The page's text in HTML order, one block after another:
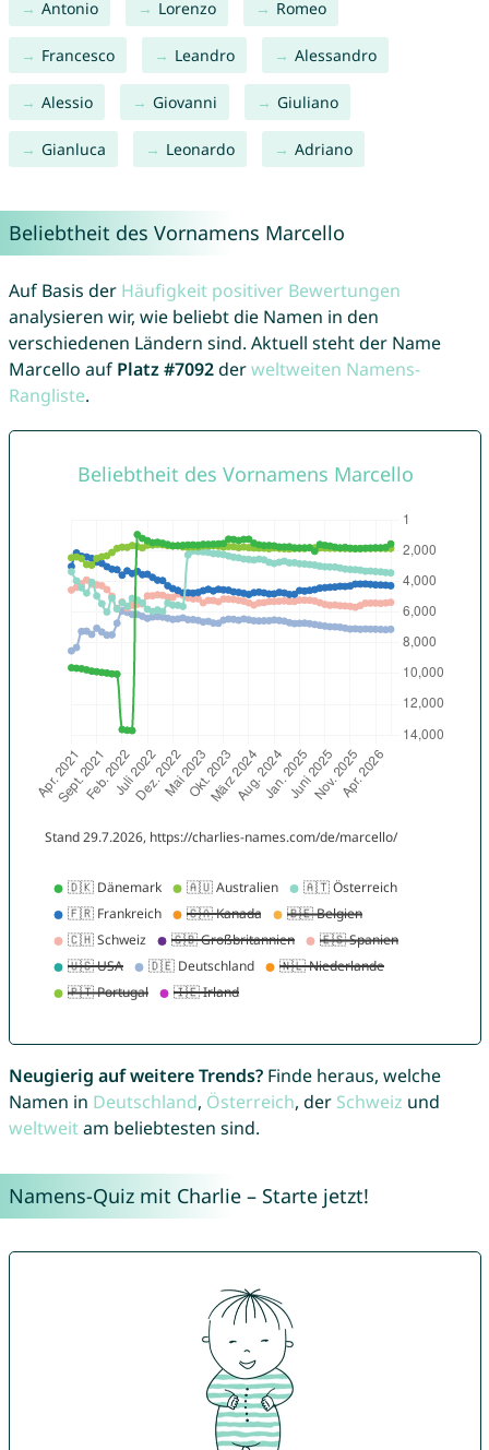
Antonio Lorenzo Romeo
Francesco Leandro Alessandro
Alessio Giovanni Giuliano
Gianluca Leonardo Adriano
Beliebtheit des Vornamens Marcello
Auf Basis der Häufigkeit positiver Bewertungen
analysieren wir, wie beliebt die Namen in den
verschiedenen Ländern sind. Aktuell steht der Name
Marcello auf Platz #7092derweltweiten Namens-
Rangliste.
Neugierig auf weitere Trends?Finde heraus, welche
Namen in Deutschland, Österreich, der Schweiz und
weltweitam beliebtesten sind.
Namens-Quiz mit Charlie – Starte jetzt!